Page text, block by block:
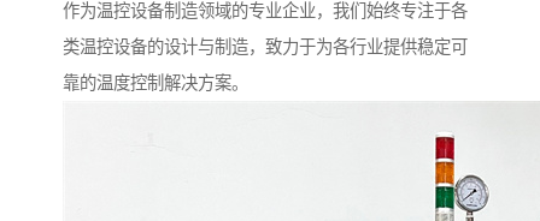
作为温控设备制造领域的专业企业，我们始终专注于各
类温控设备的设计与制造，致力于为各行业提供稳定可
靠的温度控制解决方案。